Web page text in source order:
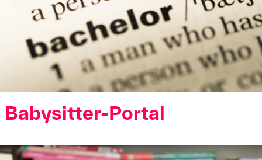
Foto: Ilona Stelzl/THA
Babysitter-Portal